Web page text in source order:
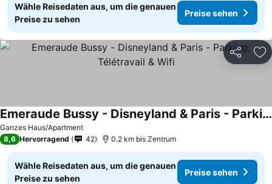
Wähle Reisedaten aus, um die genauen
Preise zu sehen
Preise sehen
Teilen
Ganzes Haus/Apartment
Emeraude Bussy - Disneyland & Paris - Parking, Télétravail & Wifi
8,6 Hervorragend 42 0.2 km bis Zentrum
Wähle Reisedaten aus, um die genauen
Preise zu sehen
Preise sehen